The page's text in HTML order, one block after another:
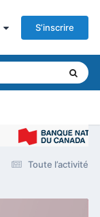
S’inscrire
Toute l’activité